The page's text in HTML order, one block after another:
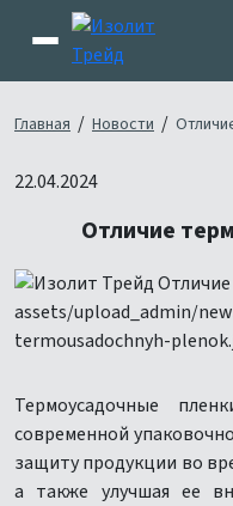
Главная / Новости /
22.04.2024
Отличие
Термоусадочные
современной
защиту продукции во
а также улучшая ее